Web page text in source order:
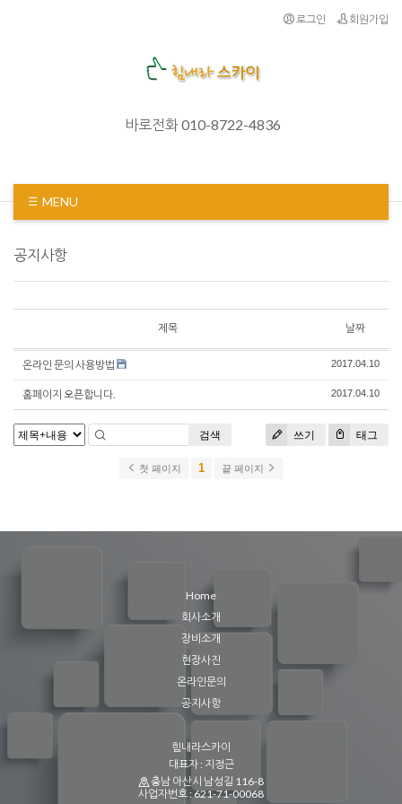
로그인 회원가입
바로전화 010-8722-4836
MENU
공지사항
제목 날짜
온라인 문의 사용방법 2017.04.10
홈페이지 오픈합니다. 2017.04.10
쓰기 태그
검색
첫 페이지 1 끝 페이지
Home
회사소개
장비소개
현장사진
온라인문의
공지사항
힘내라스카이
대표자 : 지정근
충남 아산시 남성길 116-8
사업자번호 : 621-71-00068